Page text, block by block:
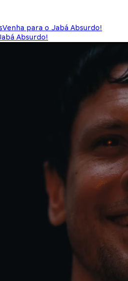
Venha para o Jabá Absurdo!
Absurdo!